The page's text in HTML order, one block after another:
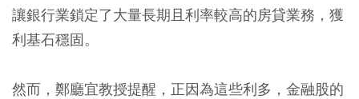
讓銀行業鎖定了大量長期且利率較高的房貸業務，獲
利基石穩固。
然而，鄭廳宜教授提醒，正因為這些利多，金融股的